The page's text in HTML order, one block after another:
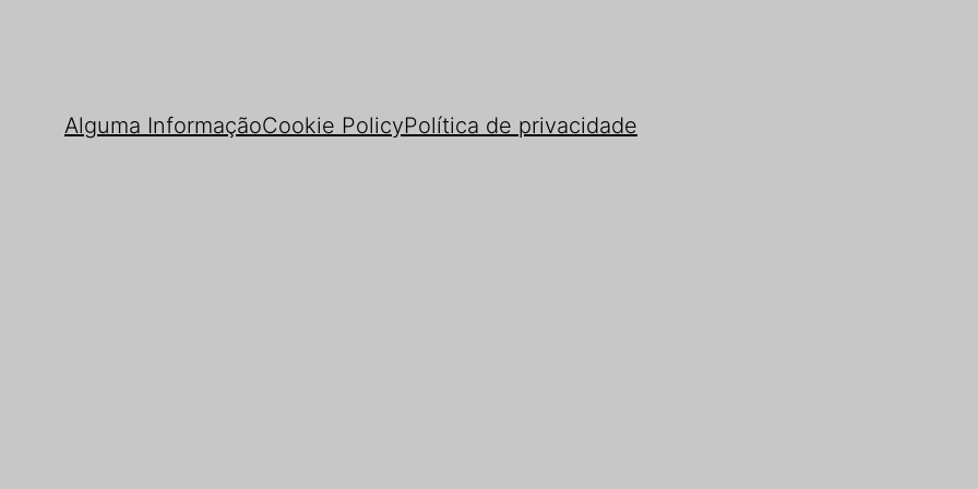
Alguma InformaçãoCookie PolicyPolítica de privacidade